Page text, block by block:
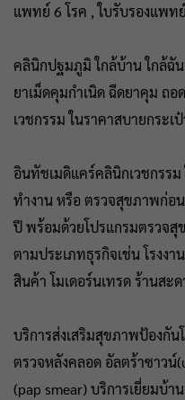
แพทย์ 6 โรค , ใบรับรองแพท
คลินิกปฐมภูมิ ใกล้บ้าน ใกล้ฉัน
ยาเม็ดคุมกำเนิด ฉีดยาคุม ถ
เวชกรรม ในราคาสบายกระเ
อินทัชเมดิแคร์คลินิกเวชกรร
ทำงาน หรือ ตรวจสุขภาพก่อ
ปี พร้อมด้วยโปรแกรมตรวจ
ตามประเภทธุรกิจเช่น โรงงา
สินค้า โมเดอร์นเทรด ร้านสะ
บริการส่งเสริมสุขภาพป้องกัน
ตรวจหลังคลอด อัลตร้าซาวน์
(pap smear) บริการเยี่ยมบ้